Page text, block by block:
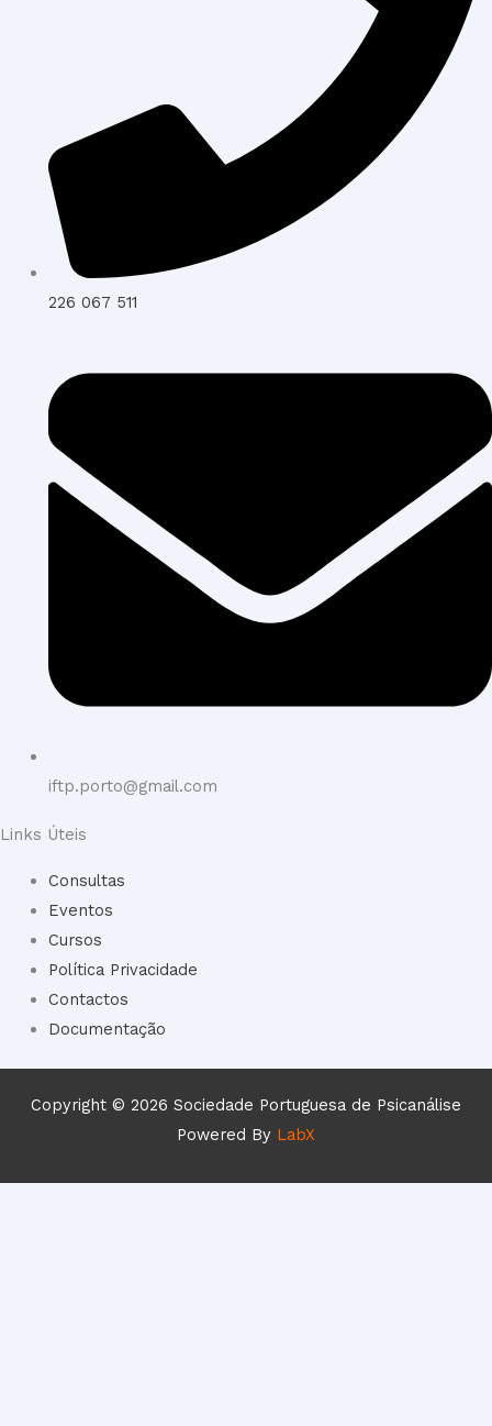
226 067 511
iftp.porto@gmail.com
Links Úteis
Consultas
Eventos
Cursos
Política Privacidade
Contactos
Documentação
Copyright © 2026 Sociedade Portuguesa de Psicanálise
Powered By LabX